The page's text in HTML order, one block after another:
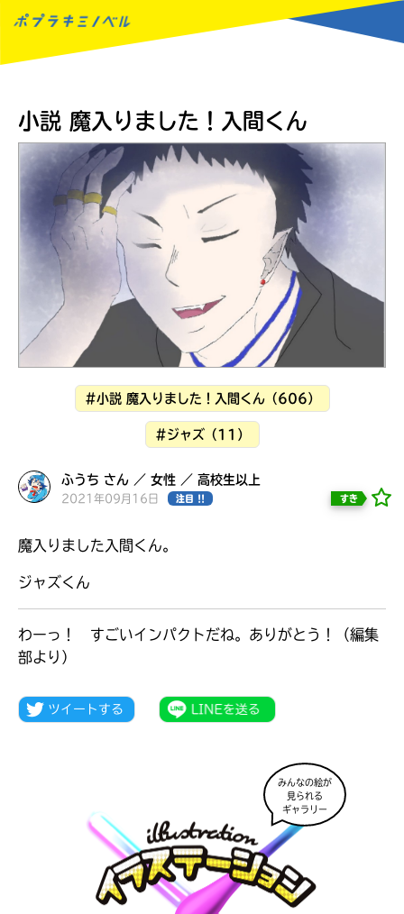
読みたい本が
みんなとおしゃべり
できる掲示板
小説 魔入りました！入間くん
#小説 魔入りました！入間くん（606）
#ジャズ（11）
ふうち さん ／ 女性 ／ 高校生以上
2021年09月16日 注目 !! すき
魔入りました入間くん。
ジャズくん
わーっ！ すごいインパクトだね。ありがとう！（編集
部より）
みんなの絵が
見られる
ギャラリー